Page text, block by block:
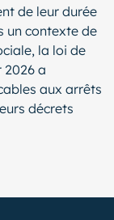
de leur durée
un contexte de
la loi de
2026 a
aux arrêts
décrets